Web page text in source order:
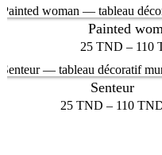
Painted
25 TND – 110
Senteur
25 TND – 110